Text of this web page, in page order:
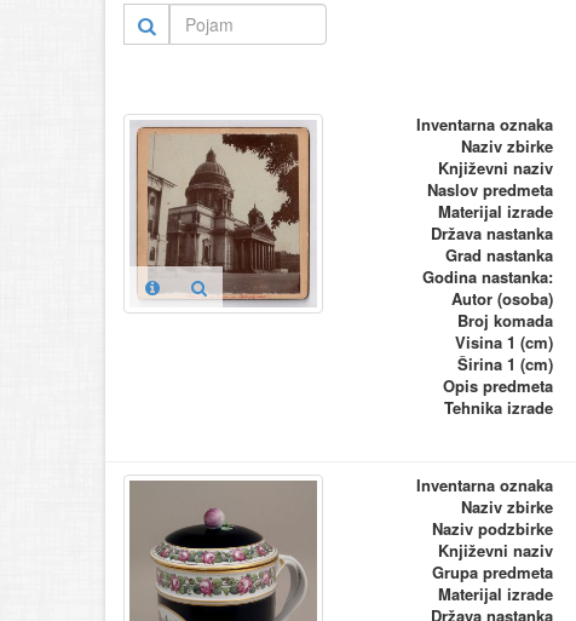
Inventarna oznaka
Naziv zbirke
Književni naziv
Naslov predmeta
Materijal izrade
Država nastanka
Grad nastanka
Godina nastanka:
Autor (osoba)
Broj komada
Visina 1 (cm)
Širina 1 (cm)
Opis predmeta
Tehnika izrade
Inventarna oznaka
Naziv zbirke
Naziv podzbirke
Književni naziv
Grupa predmeta
Materijal izrade
Država nastanka